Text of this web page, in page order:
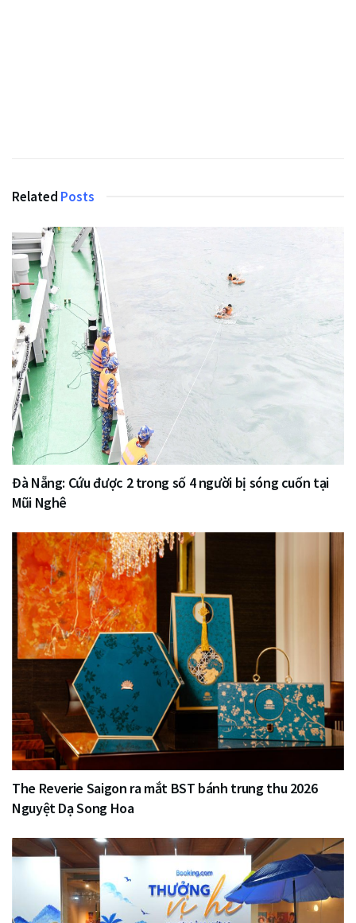
Related Posts
Đà Nẵng: Cứu được 2 trong số 4 người bị sóng cuốn tại
Mũi Nghê
The Reverie Saigon ra mắt BST bánh trung thu 2026
Nguyệt Dạ Song Hoa